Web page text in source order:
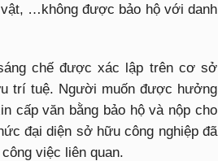
…không được bảo hộ với danh
chế được xác lập trên cơ sở
trí tuệ. Người muốn được hưởng
cấp văn bằng bảo hộ và nộp cho
đại diện sở hữu công nghiệp đã
việc liên quan.